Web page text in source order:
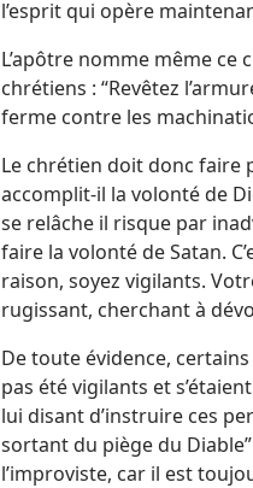
l’esprit qui opère
L’apôtre nomme même
chrétiens : “Revêtez
ferme contre les
Le chrétien doit donc faire
accomplit-​il la volonté de
se relâche il risque par
faire la volonté de Satan.
raison, soyez vigilants.
rugissant, cherchant à
De toute évidence,
pas été vigilants et
lui disant d’instruire ces
sortant du piège du
l’improviste, car il est